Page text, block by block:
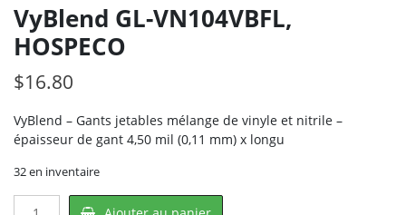
VyBlend GL-VN104VBFL,
HOSPECO
$16.80
VyBlend – Gants jetables mélange de vinyle et nitrile –
épaisseur de gant 4,50 mil (0,11 mm) x longu
32 en inventaire